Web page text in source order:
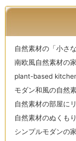
自然素材の「小さ
南欧風自然素材の家
plant-based
モダン和風の自然
自然素材の部屋に
自然素材のぬくも
シンプルモダンの家